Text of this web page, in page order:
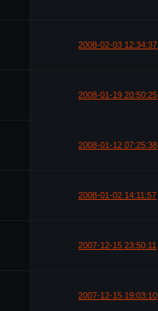
2008-02-03 12:34:37
2008-01-19 20:50:25
2008-01-12 07:25:38
2008-01-02 14:11:57
2007-12-15 23:50:11
2007-12-15 19:03:10